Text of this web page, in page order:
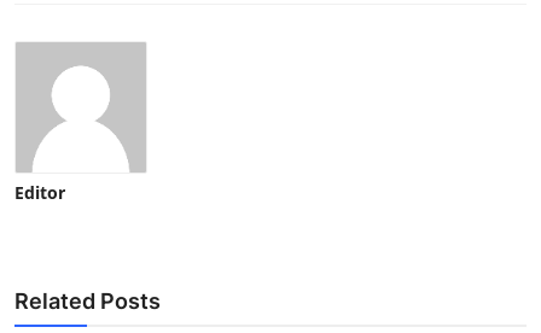
Editor
Related Posts